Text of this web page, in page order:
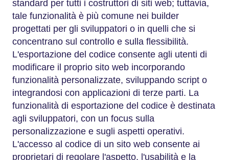
standard per tutti i costruttori di siti web; tuttavia,
tale funzionalità è più comune nei builder
progettati per gli sviluppatori o in quelli che si
concentrano sul controllo e sulla flessibilità.
L'esportazione del codice consente agli utenti di
modificare il proprio sito web incorporando
funzionalità personalizzate, sviluppando script o
integrandosi con applicazioni di terze parti. La
funzionalità di esportazione del codice è destinata
agli sviluppatori, con un focus sulla
personalizzazione e sugli aspetti operativi.
L'accesso al codice di un sito web consente ai
proprietari di regolare l'aspetto, l'usabilità e la